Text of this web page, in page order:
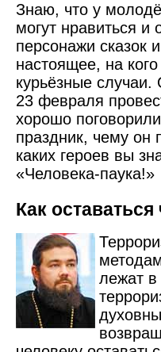
Знаю, что у
могут нравиться
персонажи сказок
настоящее, на
курьёзные
23 февраля
хорошо
праздник, чему он
каких героев вы
«Человека-паука!»
Как
лежат в